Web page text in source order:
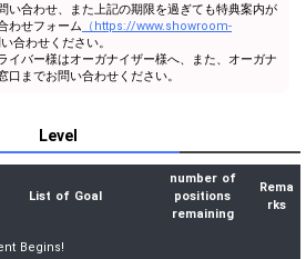
い合わせ、また上記の期限を過ぎても特典案内が
わせフォーム （https://www.showroom-
合わせください。
イバー様はオーガナイザー様へ、また、オーガナ
までお問い合わせください。
Level
List of Goal
number of
positions
remaining
Rema
rks
Begins!